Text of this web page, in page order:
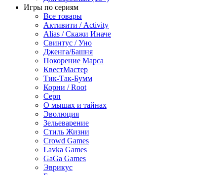
Игры по сериям
Все товары
Активити / Activity
Alias / Скажи Иначе
Свинтус / Уно
Дженга/Башня
Покорение Марса
КвестМастер
Тик-Так-Бумм
Корни / Root
Серп
О мышах и тайнах
Эволюция
Зельеварение
Стиль Жизни
Crowd Games
Lavka Games
GaGa Games
Эврикус